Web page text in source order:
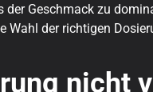
der Geschmack zu
der richtigen
nicht